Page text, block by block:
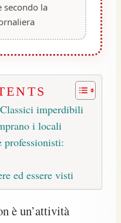
secondo la
imperdibili
i locali
professionisti:
ed essere visti
è un’attività